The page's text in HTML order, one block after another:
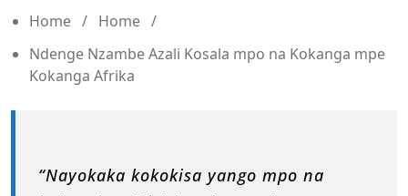
Home / Home /
Ndenge Nzambe Azali Kosala mpo na Kokanga mpe
Kokanga Afrika
“Nayokaka kokokisa yango mpo na